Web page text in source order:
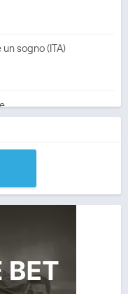
sogno (ITA)
Seiken
Seiken (ITA)